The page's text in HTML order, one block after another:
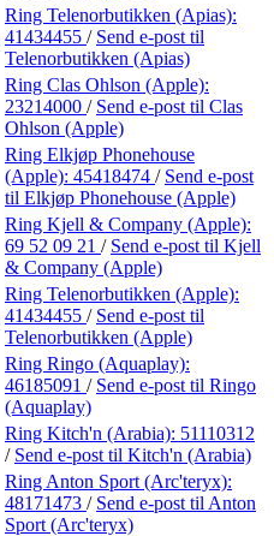
Ring Telenorbutikken (Apias):
41434455 / Send e-post til
Telenorbutikken (Apias)
Ring Clas Ohlson (Apple):
23214000 / Send e-post til Clas
Ohlson (Apple)
Ring Elkjøp Phonehouse
(Apple): 45418474 / Send e-post
til Elkjøp Phonehouse (Apple)
Ring Kjell & Company (Apple):
69 52 09 21 / Send e-post til Kjell
& Company (Apple)
Ring Telenorbutikken (Apple):
41434455 / Send e-post til
Telenorbutikken (Apple)
Ring Ringo (Aquaplay):
46185091 / Send e-post til Ringo
(Aquaplay)
Ring Kitch'n (Arabia): 51110312
/ Send e-post til Kitch'n (Arabia)
Ring Anton Sport (Arc'teryx):
48171473 / Send e-post til Anton
Sport (Arc'teryx)